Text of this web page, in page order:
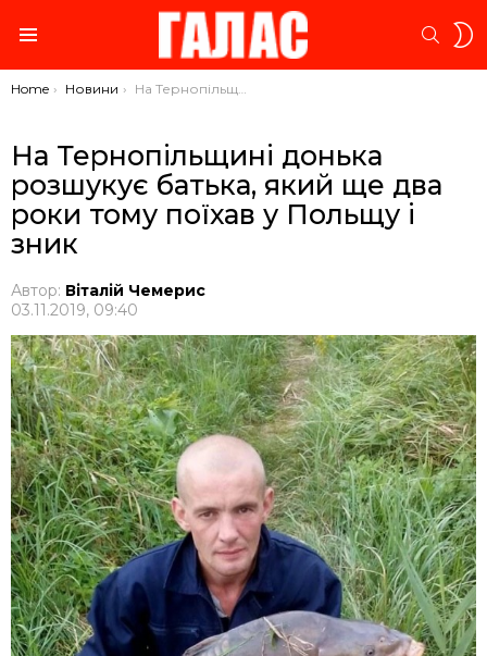
You are here:
Home Новини На Тернопільщині донька розшукує батька, який ще два роки тому поїхав у Польщу і зник
На Тернопільщині донька
розшукує батька, який ще два
роки тому поїхав у Польщу і
зник
Автор: Віталій Чемерис
03.11.2019, 09:40